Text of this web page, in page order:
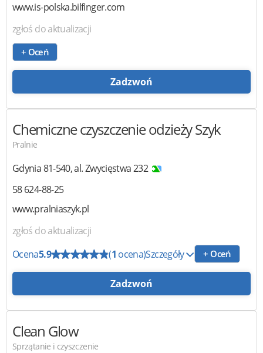
www.is-polska.bilfinger.com
zgłoś do aktualizacji
+ Oceń
Zadzwoń
Chemiczne czyszczenie odzieżySzyk
Pralnie
Gdynia81-540,al. Zwycięstwa 232
58 624-88-25
www.pralniaszyk.pl
zgłoś do aktualizacji
Ocena5.9 (1 ocena)Szczegóły + Oceń
Zadzwoń
Clean Glow
Sprzątanie i czyszczenie